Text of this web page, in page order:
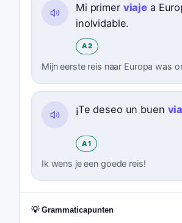
Mi primer viaje a
inolvidable.
A2
Mijn eerste reis naar Europa was
¡Te deseo un buen
A1
Ik wens je een goede reis!
💡 Grammaticapunten